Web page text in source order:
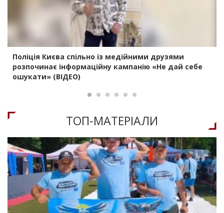
Поліція Києва спільно із медійними друзями
розпочинає інформаційну кампанію «Не дай себе
ошукати» (ВІДЕО)
ТОП-МАТЕРIАЛИ